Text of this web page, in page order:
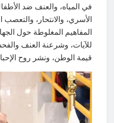
في المياه، والعنف ضد
الأسري، والانتحار،
المفاهيم المغلوطة حول
للآيات، وشرعنة العنف
قيمة الوطن، ونشر روح